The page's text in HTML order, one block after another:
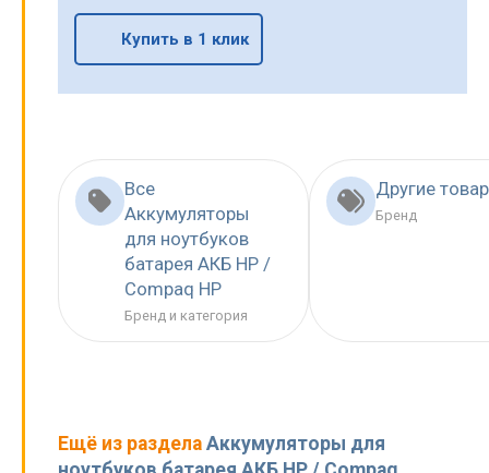
Купить в 1 клик
Все
Аккумуляторы
для ноутбуков
батарея АКБ HP /
Compaq HP
Бренд и категория
Другие
Бренд
Ещё из раздела Аккумуляторы для